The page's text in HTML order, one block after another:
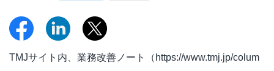
TMJサイト内、業務改善ノート（https://www.tmj.jp/colum